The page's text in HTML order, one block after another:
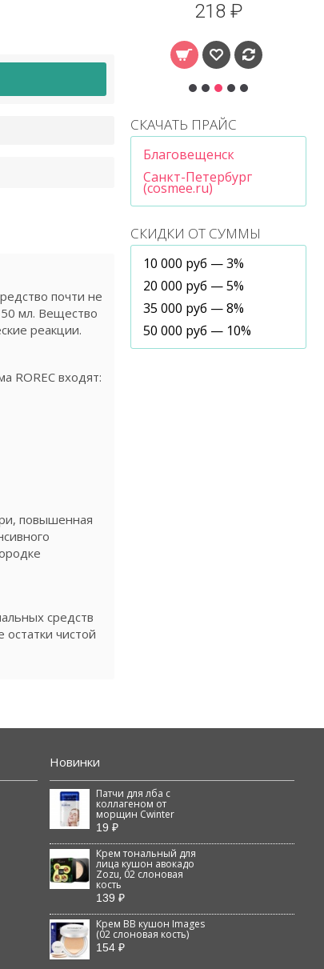
СКАЧАТЬ ПРАЙС
Благовещенск
Санкт-Петербург
(cosmee.ru)
СКИДКИ ОТ СУММЫ
10 000 руб — 3%
20 000 руб — 5%
35 000 руб — 8%
50 000 руб — 10%
почти не
мл. Вещество
реакции.
ROREC входят:
повышенная
средств
остатки чистой
Новинки
Патчи для лба с
коллагеном от
морщин Cwinter
19 ₽
Крем тональный для
лица кушон авокадо
Zozu, 02 слоновая
кость
139 ₽
Крем BB кушон Images
(02 слоновая кость)
154 ₽